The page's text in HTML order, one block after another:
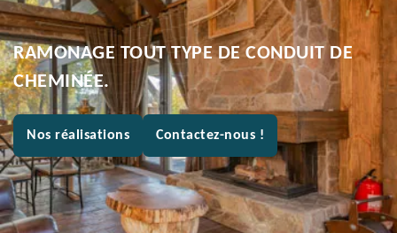
RAMONAGE TOUT TYPE DE CONDUIT DE
CHEMINÉE.
Nos réalisations Contactez-nous !